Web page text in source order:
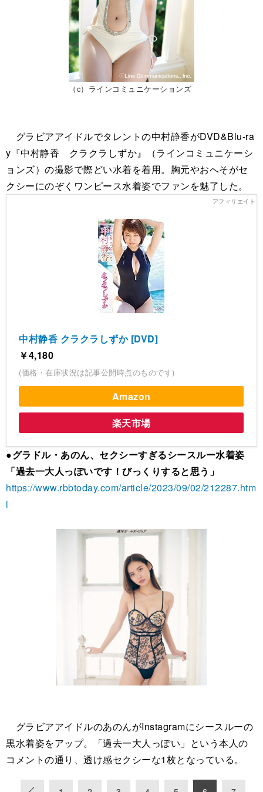
（c）ラインコミュニケーションズ
グラビアアイドルでタレントの中村静香がDVD&Blu-ra
y『中村静香 クラクラしずか』（ラインコミュニケーシ
ョンズ）の撮影で際どい水着を着用。胸元やおへそがセ
クシーにのぞくワンピース水着姿でファンを魅了した。
中村静香 クラクラしずか [DVD]
￥4,180
(価格・在庫状況は記事公開時点のものです)
Amazon
楽天市場
●グラドル・あのん、セクシーすぎるシースルー水着姿
「過去一大人っぽいです！びっくりすると思う」
https://www.rbbtoday.com/article/2023/09/02/212287.htm
l
グラビアアイドルのあのんがInstagramにシースルーの
黒水着姿をアップ。「過去一大人っぽい」という本人の
コメントの通り、透け感セクシーな1枚となっている。